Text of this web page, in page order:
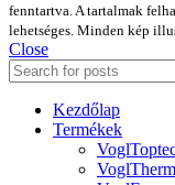
fenntartva. A tartalmak
lehetséges. Minden kép
Close
Kezdőlap
Termékek